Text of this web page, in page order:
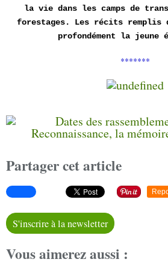
la vie dans les camps de
forestages. Les récits remplis
profondément la jeune
*******
Partager cet article
S'inscrire à la newsletter
Vous aimerez aussi :